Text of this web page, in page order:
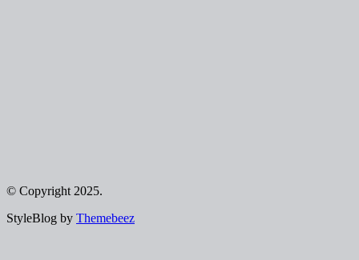
© Copyright 2025.
StyleBlog by Themebeez